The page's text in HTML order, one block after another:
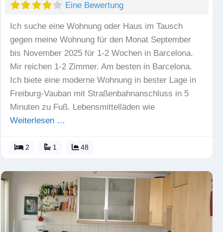
Eine Bewertung
Ich suche eine Wohnung oder Haus im Tausch
gegen meine Wohnung für den Monat September
bis November 2025 für 1-2 Wochen in Barcelona.
Mir reichen 1-2 Zimmer. Am besten in Barcelona.
Ich biete eine moderne Wohnung in bester Lage in
Freiburg-Vauban mit Straßenbahnanschluss in 5
Minuten zu Fuß. Lebensmittelläden wie
Weiterlesen …
2 1 48